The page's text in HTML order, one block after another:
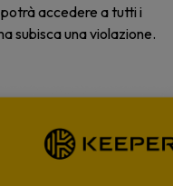
accedere a tutti i
subisca una violazione.